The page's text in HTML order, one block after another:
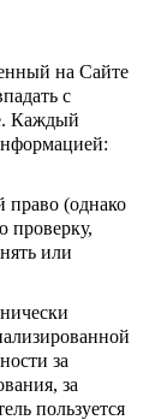
на Сайте
с
Каждый
право (однако
проверку,
или
за
за
пользуется